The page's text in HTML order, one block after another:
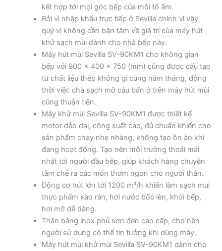
kết hợp tới mọi góc bếp của mỗi tổ ấm.
Bởi vì nhập khẩu trực tiếp ở Sevilla chính vì vậy
quý vị không cần bận tâm về giá trị của máy hút
khử sạch mùi dành cho nhà bếp này.
Máy hút mùi Sevilla SV-90KM1 cho không gian
bếp với 900 x 400 x 750 (mm) cũng được cấu tạo
từ chất liệu thép không gỉ cùng năm tháng, đồng
thời việc chà sạch mỡ cáu bẩn ở trên máy hút mùi
cũng thuận tiện.
Máy khử mùi Sevilla SV-90KM1 được thiết kế
motor dẻo dai, công suất cao, đủ chuẩn khiến cho
sản phẩm chạy nhẹ nhàng, không tạo ồn ào khi
đang hoạt động. Tạo nên môi trường thoải mái
nhất tới người đầu bếp, giúp khách hàng chuyên
tâm chế ra các món thơm ngon cho người thân.
Động cơ hút lớn tới 1200 m³/h khiến làm sạch mùi
thực phẩm xào rán, hơi nước bốc lên, khói bếp,
hơi mỡ dễ dàng.
Thân bằng inox phủ sơn đen cao cấp, cho nên
người sử dụng có thể tin tưởng khi dùng máy.
Máy hút mùi khử mùi Sevilla SV-90KM1 dành cho